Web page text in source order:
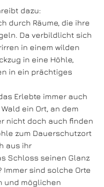
dazu:
durch Räume, die ihre
Da verbildlicht sich
in einem wilden
in eine Höhle,
in ein prächtiges
Erlebte immer auch
ein Ort, an dem
nicht doch auch finden
zum Dauerschutzort
aus ihr
Schloss seinen Glanz
sind solche Orte
und möglichen